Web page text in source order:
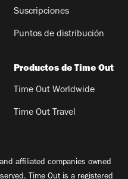
Suscripciones
Puntos de distribución
Productos de Time Out
Time Out Worldwide
Time Out Travel
affiliated companies owned